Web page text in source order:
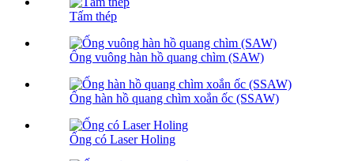
Tấm thép
Ống vuông hàn hồ quang chìm (SAW)
Ống hàn hồ quang chìm xoắn ốc (SSAW)
Ống có Laser Holing